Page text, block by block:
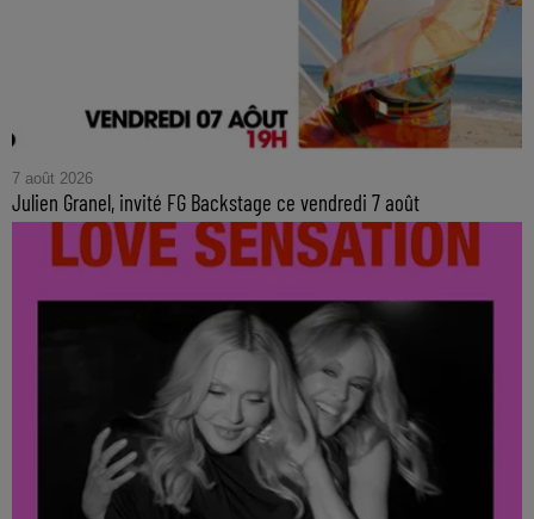
7 août 2026
Julien Granel, invité FG Backstage ce vendredi 7 août